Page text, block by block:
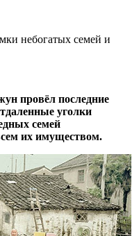
небогатых семей и
провёл последние
уголки
семей
их имуществом.